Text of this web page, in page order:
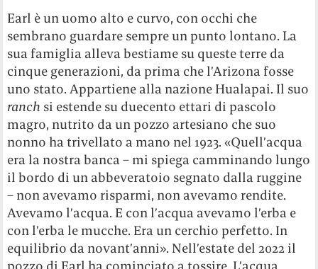
Earl è un uomo alto e curvo, con occhi che
sembrano guardare sempre un punto lontano. La
sua famiglia alleva bestiame su queste terre da
cinque generazioni, da prima che l’Arizona fosse
uno stato. Appartiene alla nazione Hualapai. Il suo
ranch si estende su duecento ettari di pascolo
magro, nutrito da un pozzo artesiano che suo
nonno ha trivellato a mano nel 1923. «Quell’acqua
era la nostra banca – mi spiega camminando lungo
il bordo di un abbeveratoio segnato dalla ruggine
– non avevamo risparmi, non avevamo rendite.
Avevamo l’acqua. E con l’acqua avevamo l’erba e
con l’erba le mucche. Era un cerchio perfetto. In
equilibrio da novant’anni». Nell’estate del 2022 il